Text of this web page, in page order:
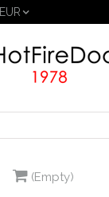
EUR
(Empty)